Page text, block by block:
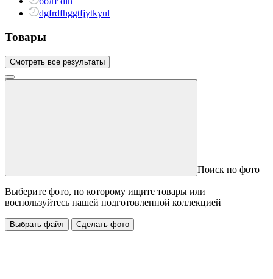
dgfrdfhggtfjytkyul
Товары
Смотреть все результаты
Поиск по фото
Выберите фото, по которому ищите товары или
воспользуйтесь нашей подготовленной коллекцией
Выбрать файл Сделать фото